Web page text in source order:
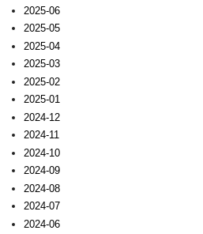
2025-06
2025-05
2025-04
2025-03
2025-02
2025-01
2024-12
2024-11
2024-10
2024-09
2024-08
2024-07
2024-06